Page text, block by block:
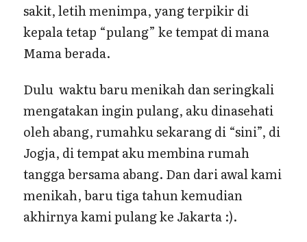
sakit, letih menimpa, yang terpikir di
kepala tetap “pulang” ke tempat di mana
Mama berada.
Dulu waktu baru menikah dan seringkali
mengatakan ingin pulang, aku dinasehati
oleh abang, rumahku sekarang di “sini”, di
Jogja, di tempat aku membina rumah
tangga bersama abang. Dan dari awal kami
menikah, baru tiga tahun kemudian
akhirnya kami pulang ke Jakarta :).